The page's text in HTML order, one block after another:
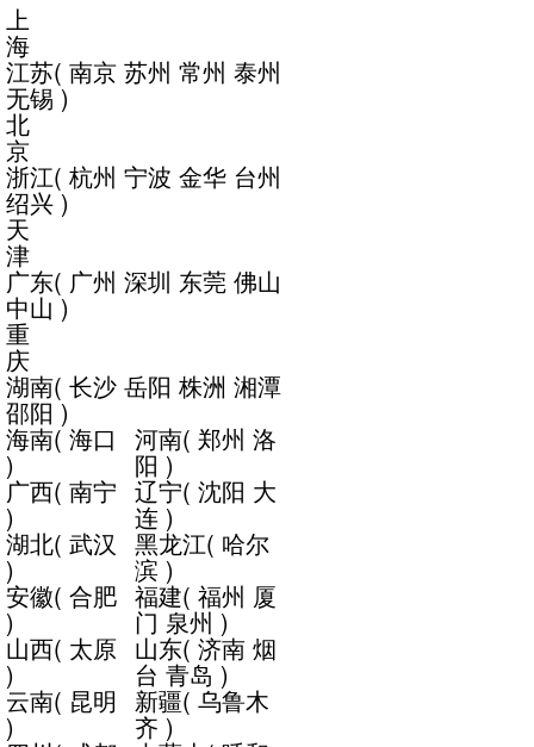
上
海
江苏( 南京 苏州 常州 泰州
无锡)
北
京
浙江( 杭州 宁波 金华 台州
绍兴)
天
津
广东( 广州 深圳 东莞 佛山
中山 )
重
庆
湖南( 长沙 岳阳 株洲 湘潭
邵阳 )
海南(海口
)
河南( 郑州 洛
阳 )
广西( 南宁
)
辽宁( 沈阳 大
连 )
湖北( 武汉
)
黑龙江( 哈尔
滨 )
安徽( 合肥
)
福建( 福州 厦
门 泉州 )
山西( 太原
)
山东( 济南 烟
台 青岛 )
云南( 昆明
)
新疆( 乌鲁木
齐 )